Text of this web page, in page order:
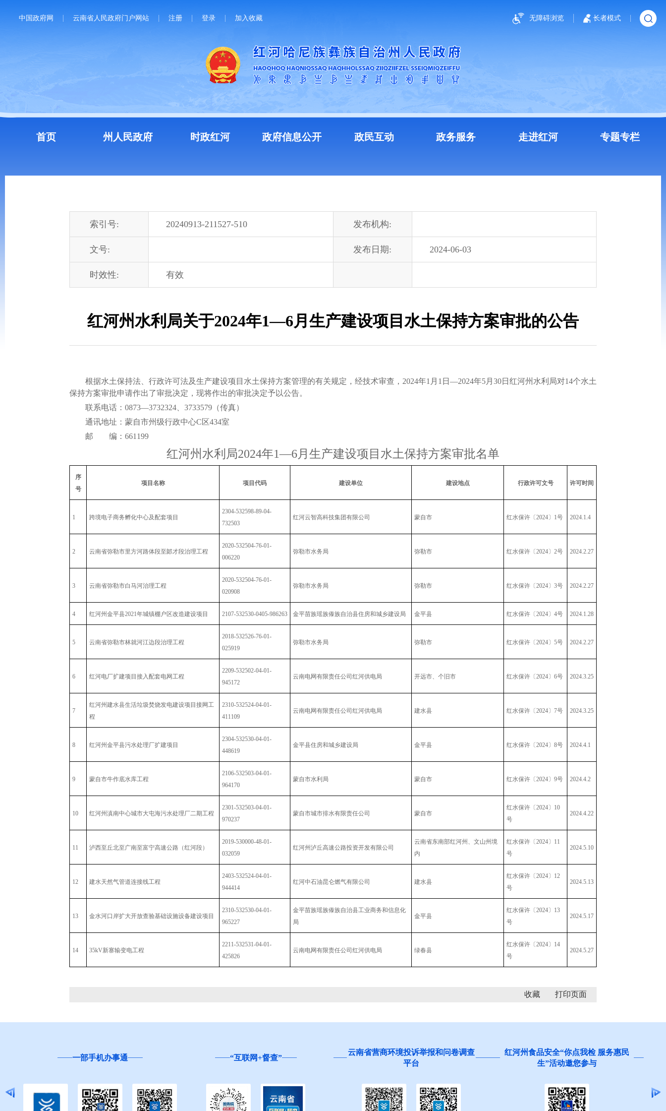
中国政府网 云南省人民政府门户网站 注册 登录 加入收藏 无障碍浏览 长者模式
首页 州人民政府 时政红河 政府信息公开 政民互动 政务服务 走进红河 专题专栏
索引号: 20240913-211527-510 发布机构:
文号: 发布日期: 2024-06-03
时效性: 有效
红河州水利局关于2024年1—6月生产建设项目水土保持方案审批的公告
根据水土保持法、行政许可法及生产建设项目水土保持方案管理的有关规定，经技术审查，2024年1月1日—2024年5月30日红河州水利局对14个水土
保持方案审批申请作出了审批决定，现将作出的审批决定予以公告。
联系电话：0873—3732324、3733579（传真）
通讯地址：蒙自市州级行政中心C区434室
邮 编：661199
红河州水利局2024年1—6月生产建设项目水土保持方案审批名单
序
号
项目名称 项目代码 建设单位 建设地点 行政许可文号 许可时间
1 跨境电子商务孵化中心及配套项目
2304-532598-89-04-
732503
红河云智高科技集团有限公司 蒙自市 红水保许〔2024〕1号 2024.1.4
2 云南省弥勒市里方河路体段至郞才段治理工程
2020-532504-76-01-
006220
弥勒市水务局 弥勒市 红水保许〔2024〕2号 2024.2.27
3 云南省弥勒市白马河治理工程
2020-532504-76-01-
020908
弥勒市水务局 弥勒市 红水保许〔2024〕3号 2024.2.27
4 红河州金平县2021年城镇棚户区改造建设项目 2107-532530-0405-986263 金平苗族瑶族傣族自治县住房和城乡建设局 金平县 红水保许〔2024〕4号 2024.1.28
5 云南省弥勒市林就河江边段治理工程
2018-532526-76-01-
025919
弥勒市水务局 弥勒市 红水保许〔2024〕5号 2024.2.27
6 红河电厂扩建项目接入配套电网工程
2209-532502-04-01-
945172
云南电网有限责任公司红河供电局 开远市、个旧市 红水保许〔2024〕6号 2024.3.25
7
红河州建水县生活垃圾焚烧发电建设项目接网工
程
2310-532524-04-01-
411109
云南电网有限责任公司红河供电局 建水县 红水保许〔2024〕7号 2024.3.25
8 红河州金平县污水处理厂扩建项目
2304-532530-04-01-
448619
金平县住房和城乡建设局 金平县 红水保许〔2024〕8号 2024.4.1
9 蒙自市牛作底水库工程
2106-532503-04-01-
964170
蒙自市水利局 蒙自市 红水保许〔2024〕9号 2024.4.2
10 红河州滇南中心城市大屯海污水处理厂二期工程
2301-532503-04-01-
970237
蒙自市城市排水有限责任公司 蒙自市
红水保许〔2024〕10
号
2024.4.22
11 泸西至丘北至广南至富宁高速公路（红河段）
2019-530000-48-01-
032059
红河州泸丘高速公路投资开发有限公司
云南省东南部红河州、文山州境
内
红水保许〔2024〕11
号
2024.5.10
12 建水天然气管道连接线工程
2403-532524-04-01-
944414
红河中石油昆仑燃气有限公司 建水县
红水保许〔2024〕12
号
2024.5.13
13 金水河口岸扩大开放查验基础设施设备建设项目
2310-532530-04-01-
965227
金平苗族瑶族傣族自治县工业商务和信息化
局
金平县
红水保许〔2024〕13
号
2024.5.17
14 35kV新寨输变电工程
2211-532531-04-01-
425826
云南电网有限责任公司红河供电局 绿春县
红水保许〔2024〕14
号
2024.5.27
收藏
一部手机办事通 “互联网+督查”
云南省营商环境投诉举报和问卷调查
平台
红河州食品安全“你点我检 服务惠民
生”活动邀您参与